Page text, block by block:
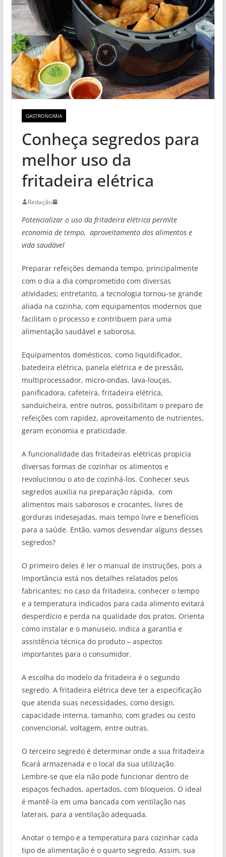
GASTRONOMIA
Conheça segredos para
melhor uso da
fritadeira elétrica
Redação
Potencializar o uso da fritadeira elétrica permite
economia de tempo, aproveitamento dos alimentos e
vida saudável
Preparar refeições demanda tempo, principalmente
com o dia a dia comprometido com diversas
atividades; entretanto, a tecnologia tornou-se grande
aliada na cozinha, com equipamentos modernos que
facilitam o processo e contribuem para uma
alimentação saudável e saborosa.
Equipamentos domésticos, como liquidificador,
batedeira elétrica, panela elétrica e de pressão,
multiprocessador, micro-ondas, lava-louças,
panificadora, cafeteira, fritadeira elétrica,
sanduicheira, entre outros, possibilitam o preparo de
refeições com rapidez, aproveitamento de nutrientes,
geram economia e praticidade.
A funcionalidade das fritadeiras elétricas propicia
diversas formas de cozinhar os alimentos e
revolucionou o ato de cozinhá-los. Conhecer seus
segredos auxilia na preparação rápida, com
alimentos mais saborosos e crocantes, livres de
gorduras indesejadas, mais tempo livre e benefícios
para a saúde. Então, vamos desvendar alguns desses
segredos?
O primeiro deles é ler o manual de instruções, pois a
importância está nos detalhes relatados pelos
fabricantes; no caso da fritadeira, conhecer o tempo
e a temperatura indicados para cada alimento evitará
desperdício e perda na qualidade dos pratos. Orienta
como instalar e o manuseio, indica a garantia e
assistência técnica do produto – aspectos
importantes para o consumidor.
A escolha do modelo da fritadeira é o segundo
segredo. A fritadeira elétrica deve ter a especificação
que atenda suas necessidades, como design,
capacidade interna, tamanho, com grades ou cesto
convencional, voltagem, entre outras.
O terceiro segredo é determinar onde a sua fritadeira
ficará armazenada e o local da sua utilização.
Lembre-se que ela não pode funcionar dentro de
espaços fechados, apertados, com bloqueios. O ideal
é mantê-la em uma bancada com ventilação nas
laterais, para a ventilação adequada.
Anotar o tempo e a temperatura para cozinhar cada
tipo de alimentação é o quarto segredo. Assim, sua